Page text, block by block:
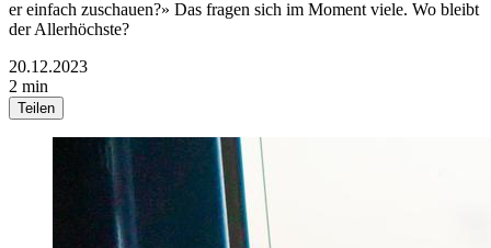
er einfach zuschauen?» Das fragen sich im Moment viele. Wo bleibt
der Allerhöchste?
20.12.2023
2 min
Teilen